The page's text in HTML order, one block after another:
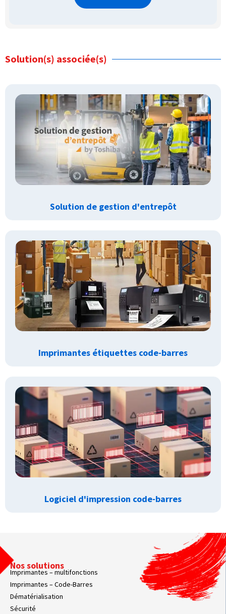
Solution(s) associée(s)
Solution de gestion d'entrepôt
Imprimantes étiquettes code-barres
Logiciel d'impression code-barres
Nos solutions
Imprimantes – multifonctions
Imprimantes – Code-Barres
Dématérialisation
Sécurité